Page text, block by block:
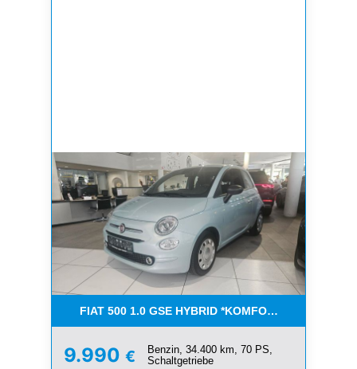
FIAT 500 1.0 GSE HYBRID *KOMFORT PAKET*CAR-
9.990 €
Benzin, 34.400 km, 70 PS,
Schaltgetriebe